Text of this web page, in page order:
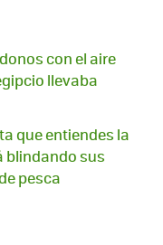
con el aire
llevaba
que entiendes la
blindando sus
pesca